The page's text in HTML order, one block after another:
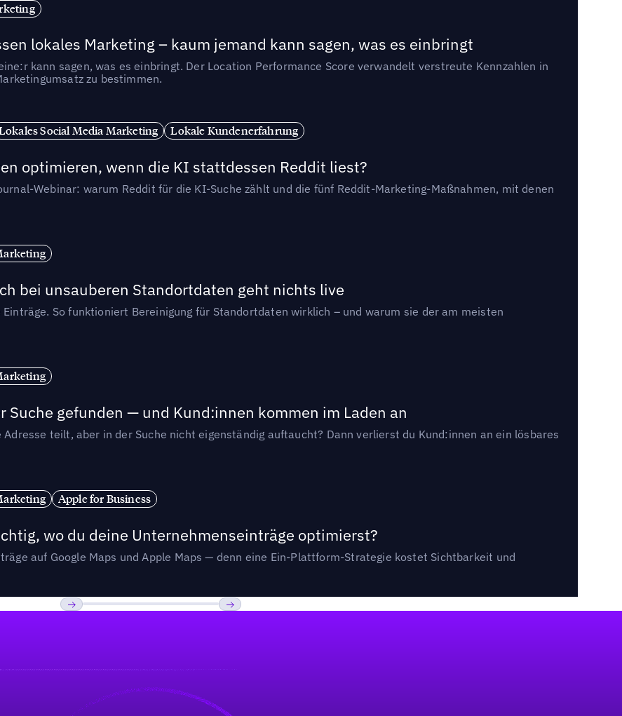
lokales Marketing – kaum jemand kann sagen, was es einbringt
kann sagen, was es einbringt. Der Location Performance Score verwandelt verstreute Kennzahlen in
zu bestimmen.
Social Media Marketing Lokale Kundenerfahrung
optimieren, wenn die KI stattdessen Reddit liest?
Webinar: warum Reddit für die KI-Suche zählt und die fünf Reddit-Marketing-Maßnahmen, mit denen
bei unsauberen Standortdaten geht nichts live
So funktioniert Bereinigung für Standortdaten wirklich – und warum sie der am meisten
Suche gefunden — und Kund:innen kommen im Laden an
teilt, aber in der Suche nicht eigenständig auftaucht? Dann verlierst du Kund:innen an ein lösbares
Apple for Business
wo du deine Unternehmenseinträge optimierst?
auf Google Maps und Apple Maps — denn eine Ein-Plattform-Strategie kostet Sichtbarkeit und